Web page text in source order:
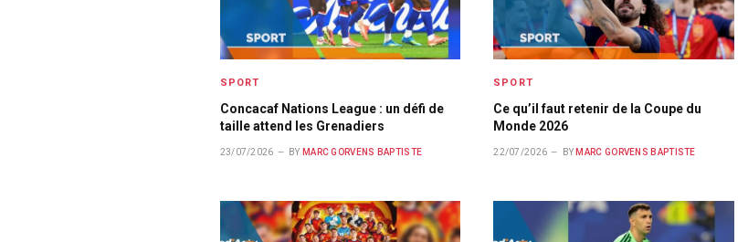
SPORT
Concacaf Nations League : un défi de
taille attend les Grenadiers
23/07/2026 BY MARC GORVENS BAPTISTE
SPORT
Ce qu’il faut retenir de la Coupe du
Monde 2026
22/07/2026 BY MARC GORVENS BAPTISTE